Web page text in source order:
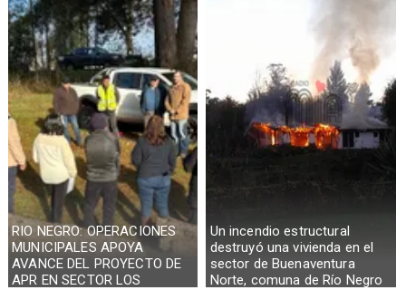
RIO NEGRO: OPERACIONES
MUNICIPALES APOYA
AVANCE DEL PROYECTO DE
APR EN SECTOR LOS
Un incendio estructural
destruyó una vivienda en el
sector de Buenaventura
Norte, comuna de Río Negro